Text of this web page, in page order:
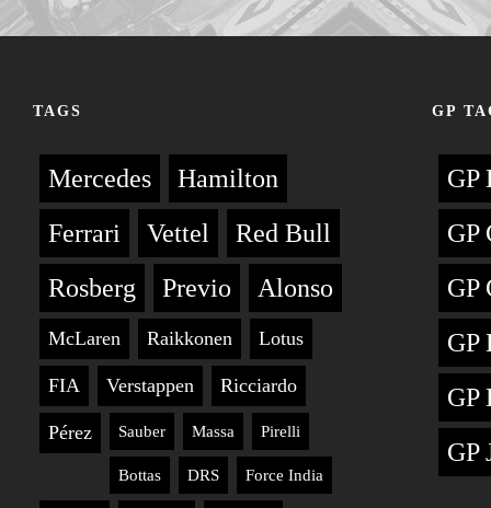
TAGS
Mercedes
Hamilton
Ferrari
Vettel
Red Bull
Rosberg
Previo Alonso
McLaren Raikkonen Lotus
FIA Verstappen Ricciardo
Pérez Sauber Massa Pirelli
Bottas DRS Force India
GP
GP
GP
GP
GP
GP
GP